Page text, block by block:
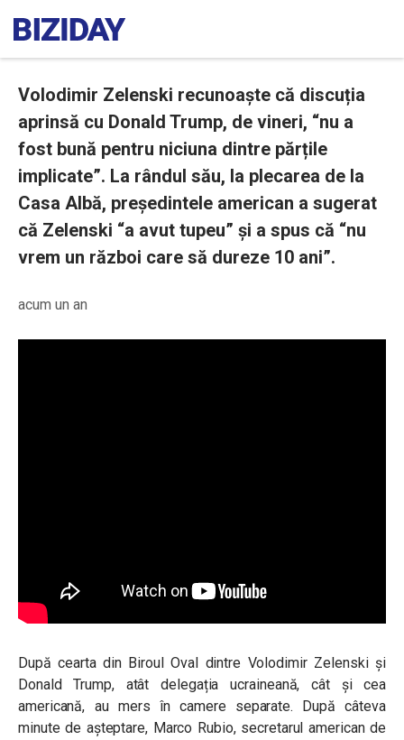
Volodimir Zelenski recunoaște că discuția
aprinsă cu Donald Trump, de vineri, “nu a
fost bună pentru niciuna dintre părțile
implicate”. La rândul său, la plecarea de la
Casa Albă, președintele american a sugerat
că Zelenski “a avut tupeu” și a spus că “nu
vrem un război care să dureze 10 ani”.
acum un an
După cearta din Biroul Oval dintre Volodimir Zelenski și
Donald Trump, atât delegația ucraineană, cât și cea
americană, au mers în camere separate. După câteva
minute de așteptare, Marco Rubio, secretarul american de